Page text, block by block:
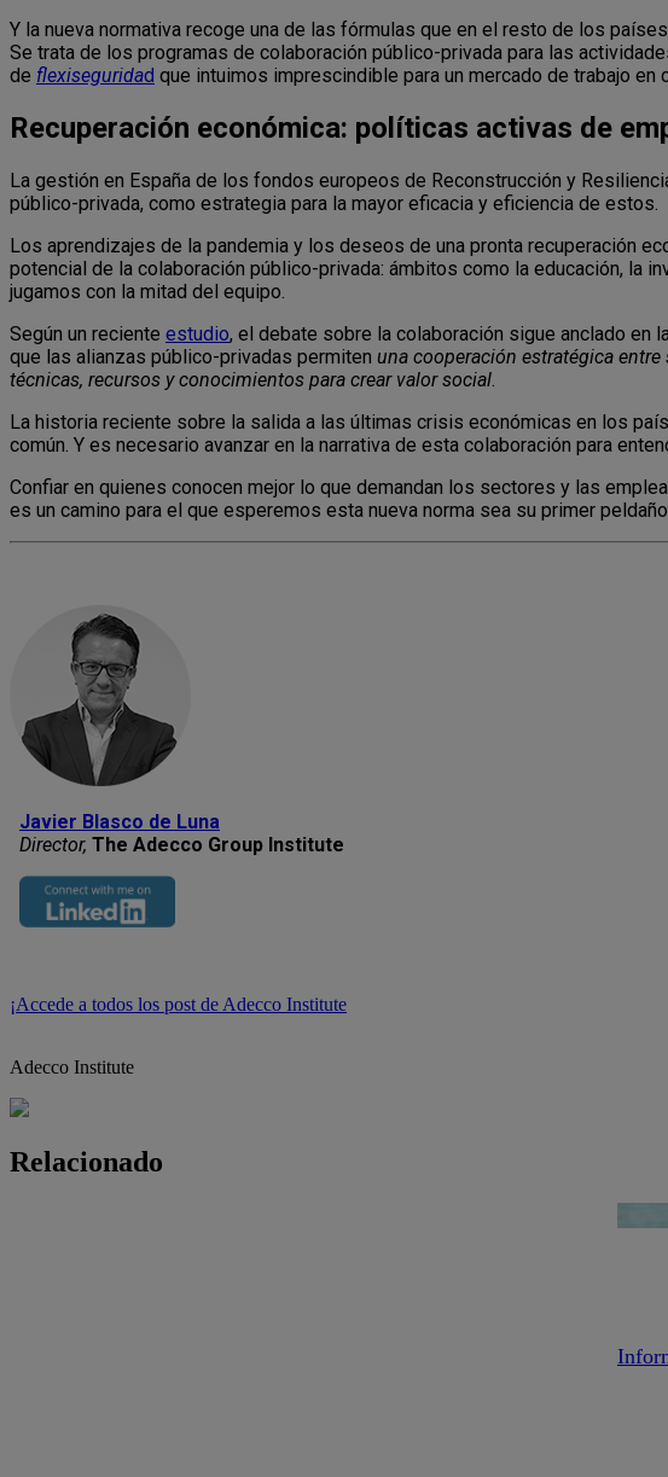
Y la nueva normativa recoge una de las fórmulas que en el resto de los
Se trata de los programas de colaboración público-privada para las
de flexiseguridad que intuimos imprescindible para un mercado de trabajo en
Recuperación económica: políticas activas de
La gestión en España de los fondos europeos de Reconstrucción y
público-privada, como estrategia para la mayor eficacia y eficiencia de estos.
Los aprendizajes de la pandemia y los deseos de una pronta recuperación
potencial de la colaboración público-privada: ámbitos como la educación, la
jugamos con la mitad del equipo.
Según un reciente estudio, el debate sobre la colaboración sigue anclado en
que las alianzas público-privadas permiten una cooperación estratégica
técnicas, recursos y conocimientos para crear valor social
La historia reciente sobre la salida a las últimas crisis económicas en los
común. Y es necesario avanzar en la narrativa de esta colaboración para
Confiar en quienes conocen mejor lo que demandan los sectores y las
es un camino para el que esperemos esta nueva norma sea su primer peldaño.
Javier Blasco de Luna
Director, The Adecco Group Institute
¡Accede a todos los post de Adecco Institute
Adecco Institute
Relacionado